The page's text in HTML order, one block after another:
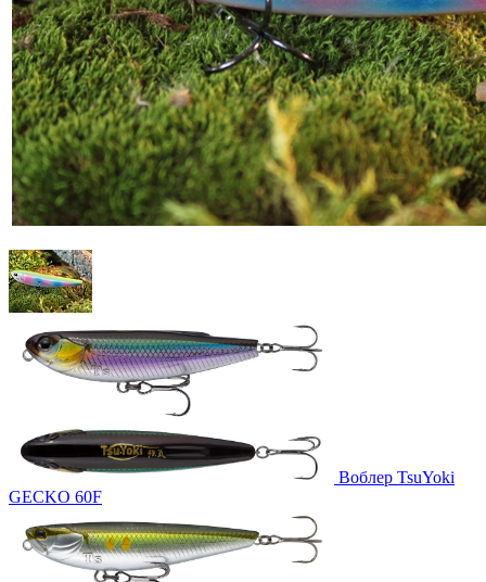
Воблер TsuYoki
GECKO 60F